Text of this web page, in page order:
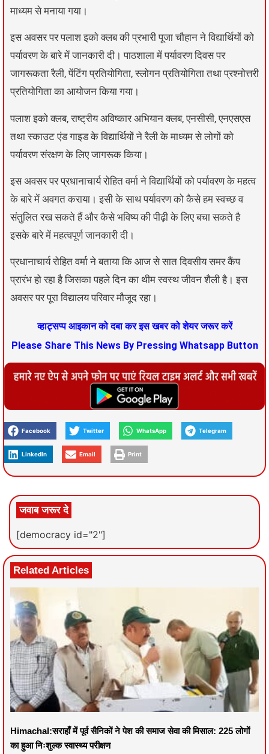
माध्यम से मनाया गया।
इस अवसर पर पलाश इको क्लब की प्रभारी पूजा चौहान ने विद्यार्थियों को
पर्यावरण के बारे में जानकारी दी। पाठशाला में पर्यावरण दिवस पर
जागरूकता रैली, पेंटिंग प्रतियोगिता, स्लोगन प्रतियोगिता तथा प्रश्नोत्तरी
प्रतियोगिता का आयोजन किया गया।
पलाश इको क्लब, राष्ट्रीय अविष्कार अभियान क्लब, एनसीसी, एनएसएस
तथा स्काउट एंड गाइड के विद्यार्थियों ने रैली के माध्यम से लोगों को
पर्यावरण संरक्षण के लिए जागरूक किया।
इस अवसर पर प्रधानाचार्य रोहित वर्मा ने विद्यार्थियों को पर्यावरण के महत्व
के बारे में अवगत कराया। इसी के साथ पर्यावरण को कैसे हम स्वच्छ व
संतुलित रख सकते हैं और कैसे भविष्य की पीढ़ी के लिए बचा सकते है
इसके बारे में महत्वपूर्ण जानकारी दी।
प्रधानाचार्य रोहित वर्मा ने बताया कि आज से सात दिवसीय समर कैंप
प्रारंभ हो रहा है जिसका पहले दिन का थीम स्वस्थ जीवन शैली है। इस
अवसर पर पूरा विद्यालय परिवार मौजूद रहा।
व्हाट्सप्प आइकान को दबा कर इस खबर को शेयर जरूर करें
Please Share This News By Pressing Whatsapp Button
Facebook Twitter WhatsApp Telegram
LinkedIn Email Print
जवाब जरूर दे
[democracy id="2"]
Related Articles
Himachal:सराहाँ में पूर्व सैनिकों ने पेश की समाज सेवा की मिसाल: 225 लोगों
का हुआ निःशुल्क स्वास्थ्य परीक्षण